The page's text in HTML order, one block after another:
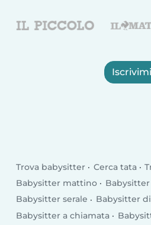
Trova babysitter Cerca tata
Babysitter mattino
Babysitter serale
Babysitter
Babysitter a chiamata